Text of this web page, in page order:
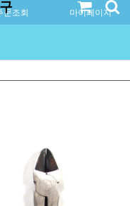
문조회 마이페이지